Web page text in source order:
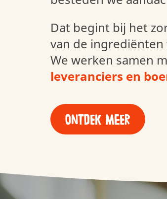
Dat begint bij het
van de
We werken samen
leveranciers en
ONTDEK MEER